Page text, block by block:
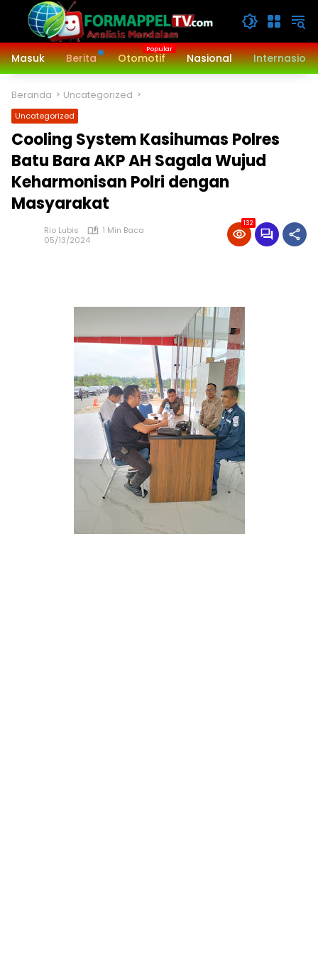
Langsung
konten
Masuk
Berita Otomotif Nasional
Beranda Uncategorized
Uncategorized
Cooling System Kasihumas Polres
Batu Bara AKP AH Sagala Wujud
Keharmonisan Polri dengan
Masyarakat
Rio Lubis
1 Min Baca
05/13/2024
132